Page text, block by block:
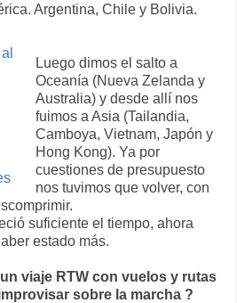
Argentina, Chile y Bolivia.
Luego dimos el salto a
Oceanía (Nueva Zelanda y
Australia) y desde allí nos
fuimos a Asia (Tailandia,
Camboya, Vietnam, Japón y
Hong Kong). Ya por
cuestiones de presupuesto
nos tuvimos que volver, con
suficiente el tiempo, ahora
estado más.
viaje RTW con vuelos y rutas
sobre la marcha ?